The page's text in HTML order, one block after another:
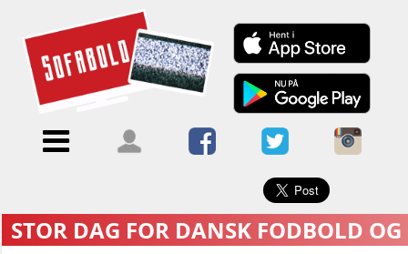
Menu
ForsideKalendere
Blogs
Om
Sofabold
Kontaktbruger
×
STOR DAG FOR DANSK FODBOLD